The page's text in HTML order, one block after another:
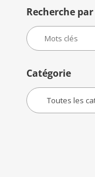
Recherche
Catégorie